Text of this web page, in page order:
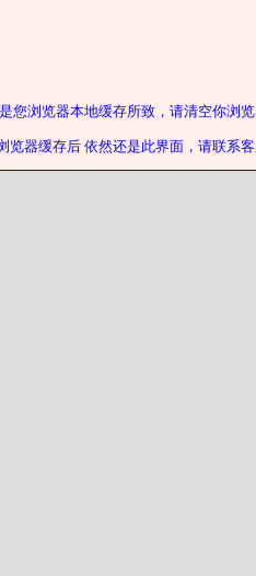
您浏览器本地缓存所致，请清空你浏
器缓存后 依然还是此界面，请联系